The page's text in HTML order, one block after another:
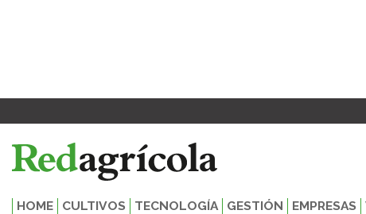
HOME CULTIVOS TECNOLOGÍA GESTIÓN EMPRESAS